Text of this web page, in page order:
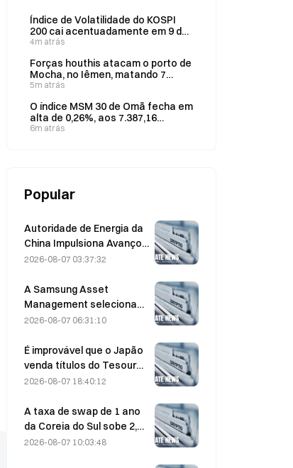
Índice de Volatilidade do KOSPI
200 cai acentuadamente em 9 de
agosto, sinalizando possível
alavancagem
4m atrás
Forças houthis atacam o porto de
Mocha, no Iêmen, matando 7
pessoas em 9 de agosto
5m atrás
O índice MSM 30 de Omã fecha em
alta de 0,26%, aos 7.387,16
pontos, em 9 de agosto; índices
6m atrás
Popular
Autoridade de Energia da
China Impulsiona Avanços
em Semicondutores de
UHV
2026-08-07 03:37:32
A Samsung Asset
Management seleciona
três parceiros de capital
fundo de KRW 90 bilhões
2026-08-07 06:31:10
É improvável que o Japão
venda títulos do Tesouro
dos EUA de prazo médio
intervenção; o impacto
sobre os rendimentos de
longo prazo é limitado
2026-08-07 18:40:12
A taxa de swap de 1 ano
da Coreia do Sul sobe 2,00
pb, para 3,4325%, em 7 de
2026-08-07 10:03:48